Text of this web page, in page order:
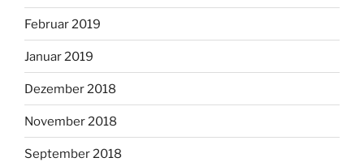
Februar 2019
Januar 2019
Dezember 2018
November 2018
September 2018